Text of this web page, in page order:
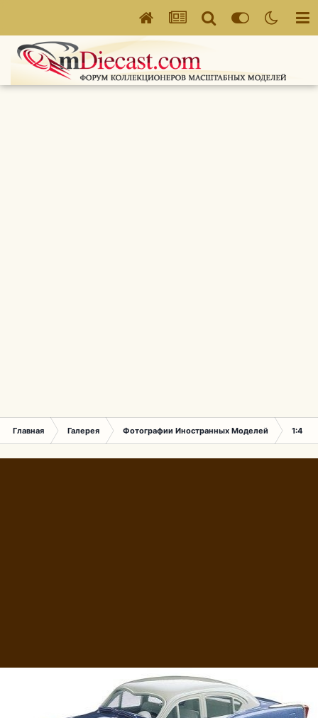
Главная Галерея Фотографии Иностранных Моделей 1:43